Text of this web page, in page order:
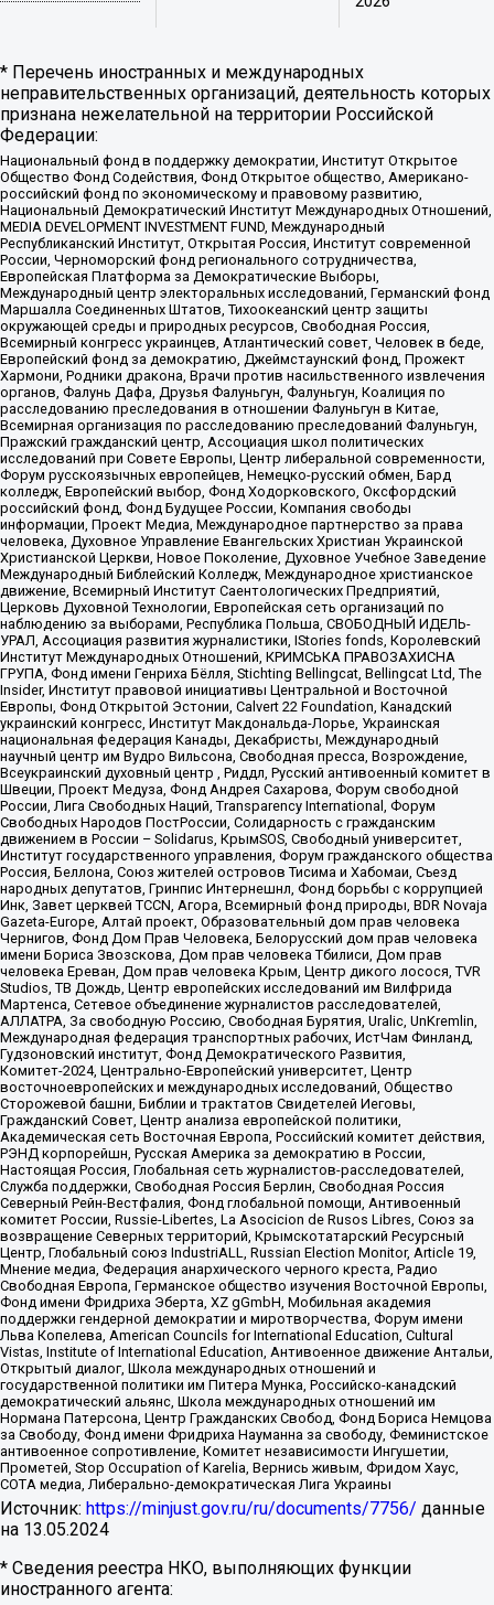
* Перечень иностранных и международных
неправительственных организаций, деятельность которых
признана нежелательной на территории Российской
Федерации:
Национальный фонд в поддержку демократии, Институт Открытое
Общество Фонд Содействия, Фонд Открытое общество, Американо-
российский фонд по экономическому и правовому развитию,
Национальный Демократический Институт Международных Отношений,
MEDIA DEVELOPMENT INVESTMENT FUND, Международный
Республиканский Институт, Открытая Россия, Институт современной
России, Черноморский фонд регионального сотрудничества,
Европейская Платформа за Демократические Выборы,
Международный центр электоральных исследований, Германский фонд
Маршалла Соединенных Штатов, Тихоокеанский центр защиты
окружающей среды и природных ресурсов, Свободная Россия,
Всемирный конгресс украинцев, Атлантический совет, Человек в беде,
Европейский фонд за демократию, Джеймстаунский фонд, Прожект
Хармони, Родники дракона, Врачи против насильственного извлечения
органов, Фалунь Дафа, Друзья Фалуньгун, Фалуньгун, Коалиция по
расследованию преследования в отношении Фалуньгун в Китае,
Всемирная организация по расследованию преследований Фалуньгун,
Пражский гражданский центр, Ассоциация школ политических
исследований при Совете Европы, Центр либеральной современности,
Форум русскоязычных европейцев, Немецко-русский обмен, Бард
колледж, Европейский выбор, Фонд Ходорковского, Оксфордский
российский фонд, Фонд Будущее России, Компания свободы
информации, Проект Медиа, Международное партнерство за права
человека, Духовное Управление Евангельских Христиан Украинской
Христианской Церкви, Новое Поколение, Духовное Учебное Заведение
Международный Библейский Колледж, Международное христианское
движение, Всемирный Институт Саентологических Предприятий,
Церковь Духовной Технологии, Европейская сеть организаций по
наблюдению за выборами, Республика Польша, СВОБОДНЫЙ ИДЕЛЬ-
УРАЛ, Ассоциация развития журналистики, IStories fonds, Королевский
Институт Международных Отношений, КРИМСЬКА ПРАВОЗАХИСНА
ГРУПА, Фонд имени Генриха Бёлля, Stichting Bellingcat, Bellingcat Ltd, The
Insider, Институт правовой инициативы Центральной и Восточной
Европы, Фонд Открытой Эстонии, Calvert 22 Foundation, Канадский
украинский конгресс, Институт Макдональда-Лорье, Украинская
национальная федерация Канады, Декабристы, Международный
научный центр им Вудро Вильсона, Свободная пресса, Возрождение,
Всеукраинский духовный центр , Риддл, Русский антивоенный комитет в
Швеции, Проект Медуза, Фонд Андрея Сахарова, Форум свободной
России, Лига Свободных Наций, Transparеncy International, Форум
Свободных Народов ПостРоссии, Солидарность с гражданским
движением в России – Solidarus, КрымSOS, Свободный университет,
Институт государственного управления, Форум гражданского общества
Россия, Беллона, Союз жителей островов Тисима и Хабомаи, Съезд
народных депутатов, Гринпис Интернешнл, Фонд борьбы с коррупцией
Инк, Завет церквей TCCN, Агора, Всемирный фонд природы, BDR Novaja
Gazeta-Europe, Алтай проект, Образовательный дом прав человека
Чернигов, Фонд Дом Прав Человека, Белорусский дом прав человека
имени Бориса Звозскова, Дом прав человека Тбилиси, Дом прав
человека Ереван, Дом прав человека Крым, Центр дикого лосося, TVR
Studios, ТВ Дождь, Центр европейских исследований им Вилфрида
Мартенса, Сетевое объединение журналистов расследователей,
АЛЛАТРА, За свободную Россию, Свободная Бурятия, Uralic, UnKremlin,
Международная федерация транспортных рабочих, ИстЧам Финланд,
Гудзоновский институт, Фонд Демократического Развития,
Комитет-2024, Центрально-Европейский университет, Центр
восточноевропейских и международных исследований, Общество
Сторожевой башни, Библии и трактатов Свидетелей Иеговы,
Гражданский Совет, Центр анализа европейской политики,
Академическая сеть Восточная Европа, Российский комитет действия,
РЭНД корпорейшн, Русская Америка за демократию в России,
Настоящая Россия, Глобальная сеть журналистов-расследователей,
Служба поддержки, Свободная Россия Берлин, Свободная Россия
Северный Рейн-Вестфалия, Фонд глобальной помощи, Антивоенный
комитет России, Russie-Libertes, La Asocicion de Rusos Libres, Союз за
возвращение Северных территорий, Крымскотатарский Ресурсный
Центр, Глобальный союз IndustriALL, Russian Election Monitor, Article 19,
Мнение медиа, Федерация анархического черного креста, Радио
Свободная Европа, Германское общество изучения Восточной Европы,
Фонд имени Фридриха Эберта, XZ gGmbH, Мобильная академия
поддержки гендерной демократии и миротворчества, Форум имени
Льва Копелева, American Councils for International Education, Cultural
Vistas, Institute of International Education, Антивоенное движение Антальи,
Открытый диалог, Школа международных отношений и
государственной политики им Питера Мунка, Российско-канадский
демократический альянс, Школа международных отношений им
Нормана Патерсона, Центр Гражданских Свобод, Фонд Бориса Немцова
за Свободу, Фонд имени Фридриха Науманна за свободу, Феминистское
антивоенное сопротивление, Комитет независимости Ингушетии,
Прометей, Stop Occupation of Karelia, Вернись живым, Фридом Хаус,
СОТА медиа, Либерально-демократическая Лига Украины
Источник: https://minjust.gov.ru/ru/documents/7756/ данные
на 13.05.2024
* Сведения реестра НКО, выполняющих функции
иностранного агента: